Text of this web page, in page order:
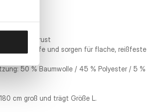
Rücken
auf der Brust
die Stoffe und sorgen für flache, reißfeste
50 % Baumwolle / 45 % Polyester / 5 %
cm groß und trägt Größe L.